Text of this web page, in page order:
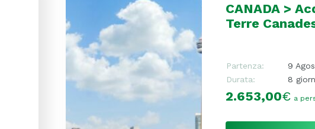
CANADA >
Terre
Partenza:
9
Durata:
8
2.653,00€ a